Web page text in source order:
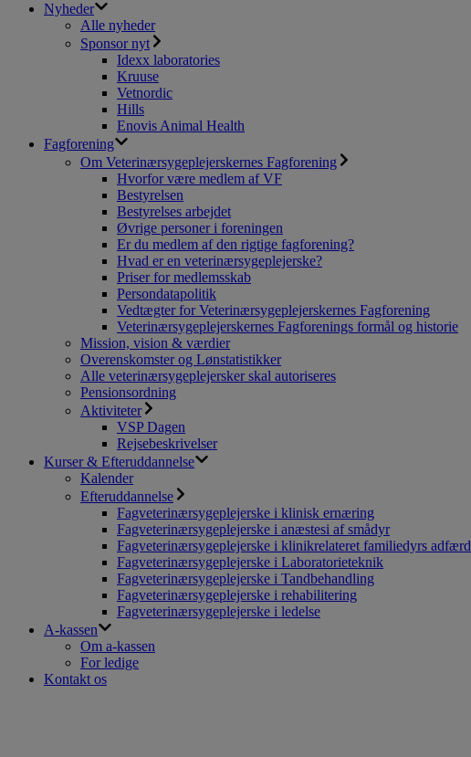
Nyheder
Alle nyheder
Sponsor nyt
Idexx laboratories
Kruuse
Vetnordic
Hills
Enovis Animal Health
Fagforening
Om Veterinærsygeplejerskernes Fagforening
Hvorfor være medlem af VF
Bestyrelsen
Bestyrelses arbejdet
Øvrige personer i foreningen
Er du medlem af den rigtige fagforening?
Hvad er en veterinærsygeplejerske?
Priser for medlemsskab
Persondatapolitik
Vedtægter for Veterinærsygeplejerskernes Fagforening
Veterinærsygeplejerskernes Fagforenings formål og historie
Mission, vision & værdier
Overenskomster og Lønstatistikker
Alle veterinærsygeplejersker skal autoriseres
Pensionsordning
Aktiviteter
VSP Dagen
Rejsebeskrivelser
Kurser & Efteruddannelse
Kalender
Efteruddannelse
Fagveterinærsygeplejerske i klinisk ernæring
Fagveterinærsygeplejerske i anæstesi af smådyr
Fagveterinærsygeplejerske i klinikrelateret familiedyrs adfærd
Fagveterinærsygeplejerske i Laboratorieteknik
Fagveterinærsygeplejerske i Tandbehandling
Fagveterinærsygeplejerske i rehabilitering
Fagveterinærsygeplejerske i ledelse
A-kassen
Om a-kassen
For ledige
Kontakt os